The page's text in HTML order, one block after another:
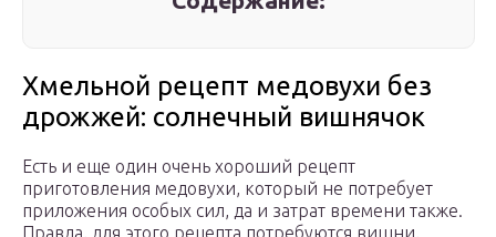
Хмельной рецепт медовухи без
дрожжей: солнечный вишнячок
Есть и еще один очень хороший рецепт
приготовления медовухи, который не потребует
приложения особых сил, да и затрат времени также.
Правда, для этого рецепта потребуются вишни,